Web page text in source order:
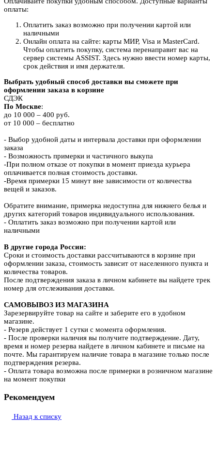
оплаты:
Оплатить заказ возможно при получении картой или
наличными
Онлайн оплата на сайте: карты МИР, Visa и MasterCard.
Чтобы оплатить покупку, система перенаправит вас на
сервер системы ASSIST. Здесь нужно ввести номер карты,
срок действия и имя держателя.
Выбрать удобный способ доставки вы сможете при
оформлении заказа в корзине
СДЭК
По Москве:
до 10 000 – 400 руб.
от 10 000 – бесплатно
- Выбор удобной даты и интервала доставки при оформлении
заказа
- Возможность примерки и частичного выкупа
-При полном отказе от покупки в момент приезда курьера
оплачивается полная стоимость доставки.
-Время примерки 15 минут вне зависимости от количества
вещей и заказов.
Обратите внимание, примерка недоступна для нижнего белья и
других категорий товаров индивидуального использования.
- Оплатить заказ возможно при получении картой или
наличными
В другие города России:
Сроки и стоимость доставки рассчитываются в корзине при
оформлении заказа, стоимость зависит от населенного пункта и
количества товаров.
После подтверждения заказа в личном кабинете вы найдете трек
номер для отслеживания доставки.
САМОВЫВОЗ ИЗ МАГАЗИНА
Зарезервируйте товар на сайте и заберите его в удобном
магазине.
- Резерв действует 1 сутки с момента оформления.
- После проверки наличия вы получите подтверждение. Дату,
время и номер резерва найдете в личном кабинете и письме на
почте. Мы гарантируем наличие товара в магазине только после
подтверждения резерва.
- Оплата товара возможна после примерки в розничном магазине
на момент покупки
Рекомендуем
Назад к списку